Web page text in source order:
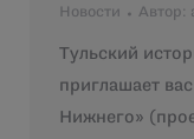
Новости Автор:
Тульский
приглашает
Нижнего»